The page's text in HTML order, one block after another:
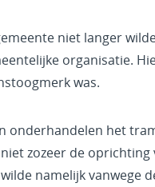
niet langer
organisatie.
was.
onderhandelen het
zozeer de
namelijk vanwege